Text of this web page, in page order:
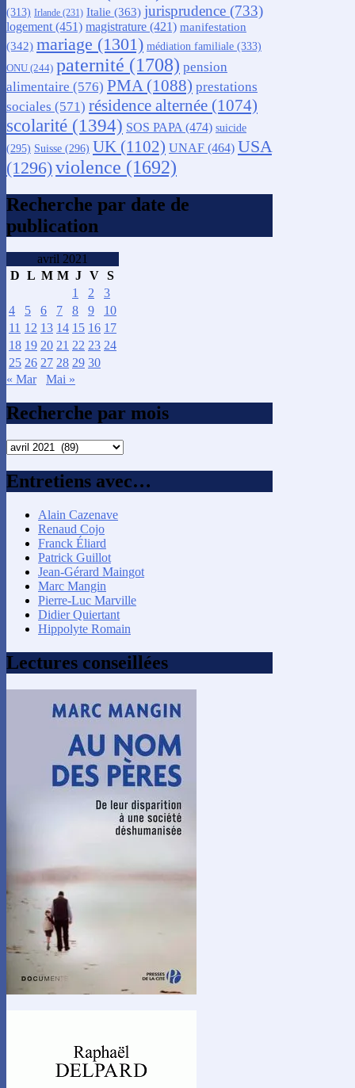
(313) Irlande (231) Italie (363) jurisprudence (733)
logement (451) magistrature (421) manifestation
(342) mariage (1301) médiation familiale (333)
ONU (244) paternité (1708) pension
alimentaire (576) PMA (1088) prestations
sociales (571) résidence alternée (1074)
scolarité (1394) SOS PAPA (474) suicide
(295) Suisse (296) UK (1102) UNAF (464) USA
(1296)violence (1692)
Recherche par date de
publication
avril 2021
D L M M J V S
1
2
3
4
5 6 7 8 9
10
11 12 13 14 15 16 17
18 19 20 21 22 23 24
25 26 27 28 29 30
« Mar
Mai »
Recherche par mois
Recherche
mois
Entretiens avec…
Alain Cazenave
Renaud Cojo
Franck Éliard
Patrick Guillot
Jean-Gérard Maingot
Marc Mangin
Pierre-Luc Marville
Didier Quiertant
Hippolyte Romain
Lectures conseillées